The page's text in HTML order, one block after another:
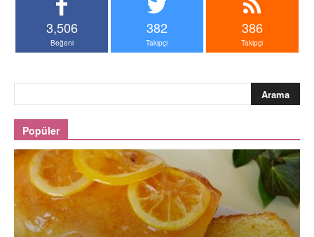
3,506
Beğeni
382
Takipçi
386
Takipçi
Popüler